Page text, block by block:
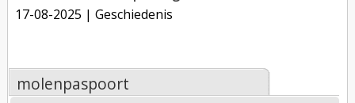
17-08-2025 | Geschiedenis
molenpaspoort